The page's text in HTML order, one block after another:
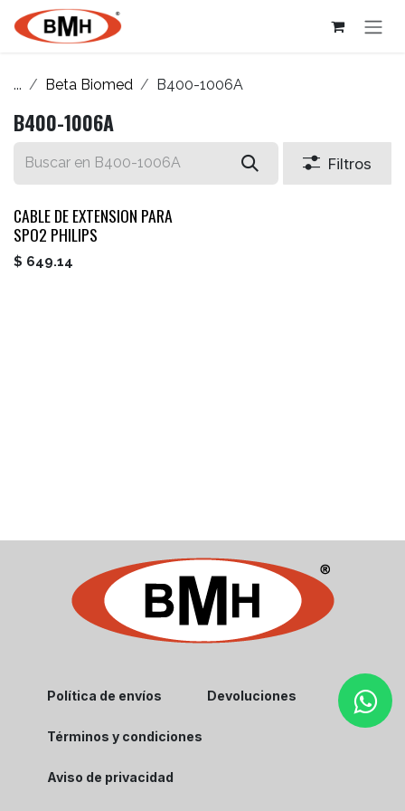
Ir al contenido
... Beta Biomed B400-1006A
B400-1006A
Filtros
CABLE DE EXTENSION PARA
SPO2 PHILIPS
$ 649.14
Política de envíos Devoluciones
Términos y condiciones
Aviso de privacidad